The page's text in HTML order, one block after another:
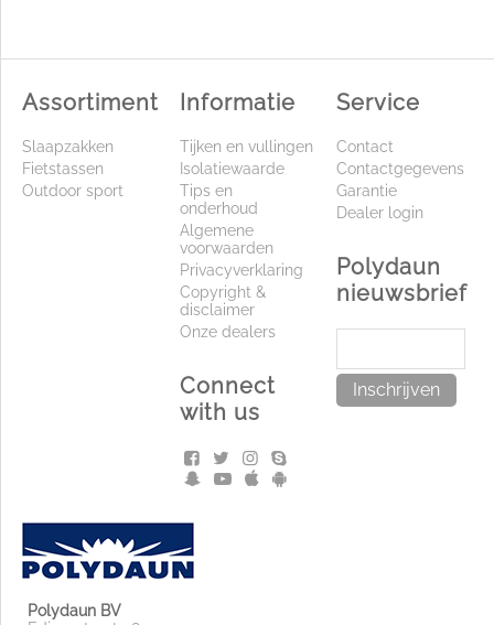
Assortiment
Slaapzakken
Fietstassen
Outdoor sport
Informatie
Tijken en vullingen
Isolatiewaarde
Tips en
onderhoud
Algemene
voorwaarden
Privacyverklaring
Copyright &
disclaimer
Onze dealers
Connect
with us
Service
Contact
Contactgegevens
Garantie
Dealer login
Polydaun
nieuwsbrief
Inschrijven
Polydaun BV